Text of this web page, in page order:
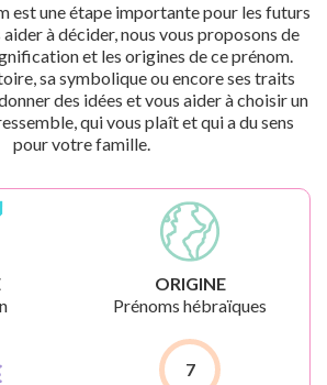
est une étape importante pour les futurs
à décider, nous vous proposons de
et les origines de ce prénom.
sa symbolique ou encore ses traits
des idées et vous aider à choisir un
qui vous plaît et qui a du sens
pour votre famille.
ORIGINE
Prénoms hébraïques
7